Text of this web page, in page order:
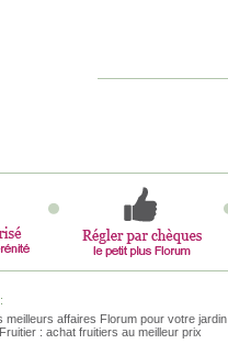
meilleurs affaires Florum pour votre jardin
Fruitier : achat fruitiers au meilleur prix